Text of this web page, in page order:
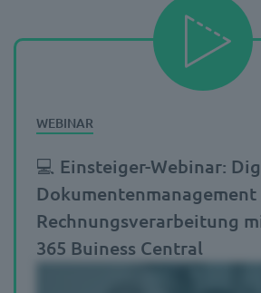
💻 Einsteiger-Webinar:
Dokumentenmanagement
Rechnungsverarbeitung
365 Buiness Central